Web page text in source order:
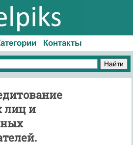
Контакты
лиц и